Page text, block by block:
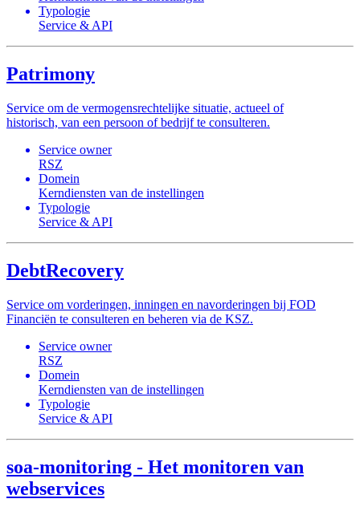
Typologie
Service & API
Patrimony
Service om de vermogensrechtelijke situatie, actueel of
historisch, van een persoon of bedrijf te consulteren.
Service owner
RSZ
Domein
Kerndiensten van de instellingen
Typologie
Service & API
DebtRecovery
Service om vorderingen, inningen en navorderingen bij FOD
Financiën te consulteren en beheren via de KSZ.
Service owner
RSZ
Domein
Kerndiensten van de instellingen
Typologie
Service & API
soa-monitoring - Het monitoren van
webservices